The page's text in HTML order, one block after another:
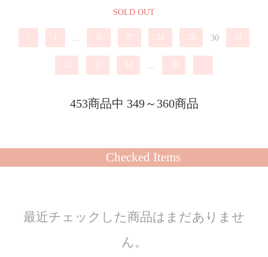
SOLD OUT
< 26 27 28 29 30 31
32 33 34 38 >
453商品中 349～360商品
Checked Items
最近チェックした商品はまだありませ
ん。